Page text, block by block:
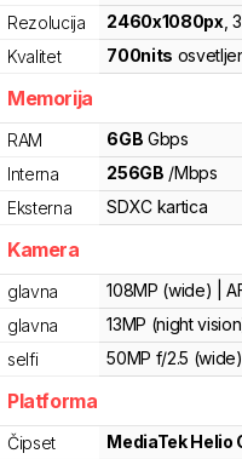
Rezolucija
2460x1080px,
Kvalitet
700nits
Memorija
RAM 6GB Gbps
Interna
256GB /Mbps
Eksterna
SDXC kartica
Kamera
glavna
108MP (wide) |
glavna
13MP (night
selfi
50MP f/2.5
Platforma
Čipset MediaTekHelio